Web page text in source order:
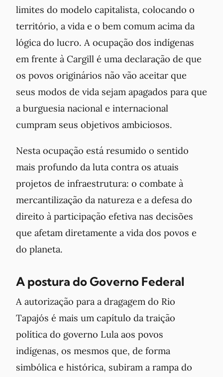
limites do modelo capitalista, colocando o
território, a vida e o bem comum acima da
lógica do lucro. A ocupação dos indígenas
em frente à Cargill é uma declaração de que
os povos originários não vão aceitar que
seus modos de vida sejam apagados para que
a burguesia nacional e internacional
cumpram seus objetivos ambiciosos.
Nesta ocupação está resumido o sentido
mais profundo da luta contra os atuais
projetos de infraestrutura: o combate à
mercantilização da natureza e a defesa do
direito à participação efetiva nas decisões
que afetam diretamente a vida dos povos e
do planeta.
A postura do Governo Federal
A autorização para a dragagem do Rio
Tapajós é mais um capítulo da traição
política do governo Lula aos povos
indígenas, os mesmos que, de forma
simbólica e histórica, subiram a rampa do